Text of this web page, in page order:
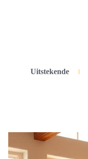
Uitstekende